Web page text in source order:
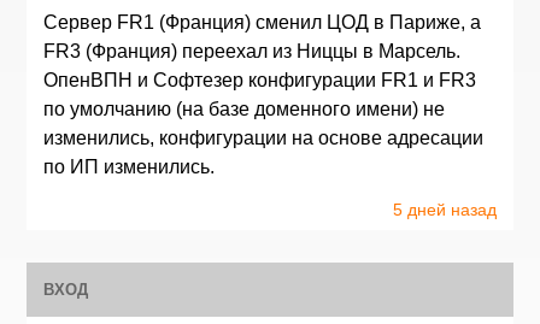
Сервер FR1 (Франция) сменил ЦОД в Париже, а
FR3 (Франция) переехал из Ниццы в Марсель.
ОпенВПН и Софтезер конфигурации FR1 и FR3
по умолчанию (на базе доменного имени) не
изменились, конфигурации на основе адресации
по ИП изменились.
5 дней назад
ВХОД